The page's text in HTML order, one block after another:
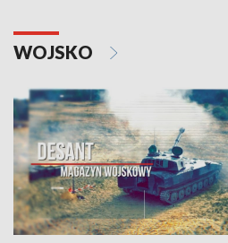
WOJSKO